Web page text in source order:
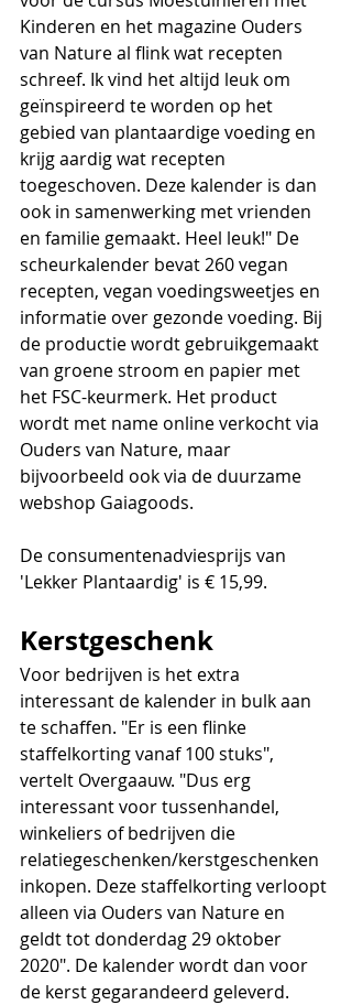
Kinderen en het magazine Ouders
van Nature al flink wat recepten
schreef. Ik vind het altijd leuk om
geïnspireerd te worden op het
gebied van plantaardige voeding en
krijg aardig wat recepten
toegeschoven. Deze kalender is dan
ook in samenwerking met vrienden
en familie gemaakt. Heel leuk!" De
scheurkalender bevat 260 vegan
recepten, vegan voedingsweetjes en
informatie over gezonde voeding. Bij
de productie wordt gebruikgemaakt
van groene stroom en papier met
het FSC-keurmerk. Het product
wordt met name online verkocht via
Ouders van Nature, maar
bijvoorbeeld ook via de duurzame
webshop Gaiagoods.
De consumentenadviesprijs van
'Lekker Plantaardig' is € 15,99.
Kerstgeschenk
Voor bedrijven is het extra
interessant de kalender in bulk aan
te schaffen. "Er is een flinke
staffelkorting vanaf 100 stuks",
vertelt Overgaauw. "Dus erg
interessant voor tussenhandel,
winkeliers of bedrijven die
relatiegeschenken/kerstgeschenken
inkopen. Deze staffelkorting verloopt
alleen via Ouders van Nature en
geldt tot donderdag 29 oktober
2020". De kalender wordt dan voor
de kerst gegarandeerd geleverd.